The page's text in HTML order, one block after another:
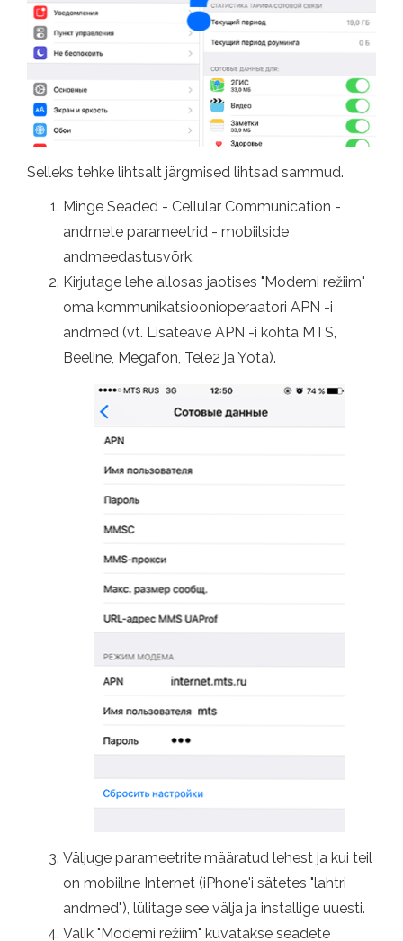
Selleks tehke lihtsalt järgmised lihtsad sammud.
Minge Seaded - Cellular Communication -
andmete parameetrid - mobiilside
andmeedastusvõrk.
Kirjutage lehe allosas jaotises "Modemi režiim"
oma kommunikatsioonioperaatori APN -i
andmed (vt. Lisateave APN -i kohta MTS,
Beeline, Megafon, Tele2 ja Yota).
Väljuge parameetrite määratud lehest ja kui teil
on mobiilne Internet (iPhone'i sätetes "lahtri
andmed"), lülitage see välja ja installige uuesti.
Valik "Modemi režiim" kuvatakse seadete